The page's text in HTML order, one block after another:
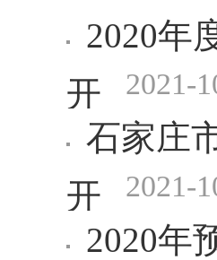
2020年
开 2021-
石家庄
开 2021-
2020年